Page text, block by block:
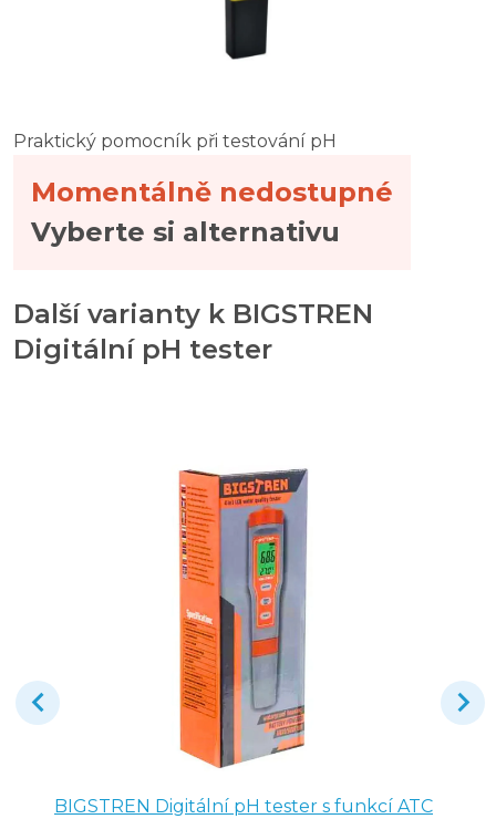
Praktický pomocník při testování pH
Momentálně nedostupné
Vyberte si alternativu
Další varianty k BIGSTREN
Digitální pH tester
BIGSTREN Digitální pH tester s funkcí ATC